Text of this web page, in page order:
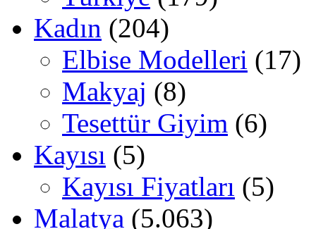
Kadın (204)
Elbise Modelleri (17)
Makyaj (8)
Tesettür Giyim (6)
Kayısı (5)
Kayısı Fiyatları (5)
Malatya (5.063)